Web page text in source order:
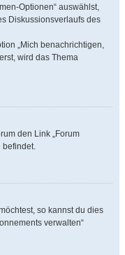
Optionen“ auswählst,
Diskussionsverlaufs des
„Mich benachrichtigen,
wird das Thema
den Link „Forum
befindet.
so kannst du dies
verwalten“